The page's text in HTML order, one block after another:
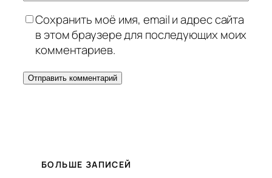
Сохранить моё имя, email и адрес сайта
в этом браузере для последующих моих
комментариев.
БОЛЬШЕ ЗАПИСЕЙ